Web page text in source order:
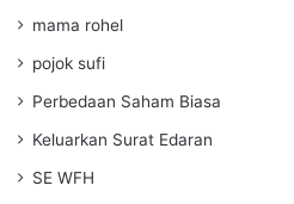
mama rohel
pojok sufi
Perbedaan Saham Biasa
Keluarkan Surat Edaran
SE WFH